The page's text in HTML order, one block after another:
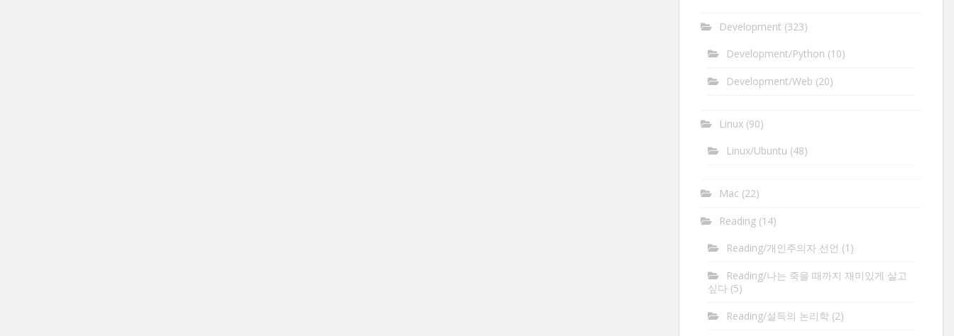
Development (323)
Development/Python (10)
Development/Web (20)
Linux(90)
Linux/Ubuntu (48)
Mac (22)
Reading(14)
Reading/개인주의자 선언 (1)
Reading/나는 죽을 때까지 재미있게 살고
싶다(5)
Reading/설득의 논리학(2)